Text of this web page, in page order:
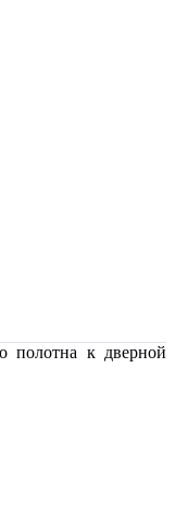
полотна к дверной